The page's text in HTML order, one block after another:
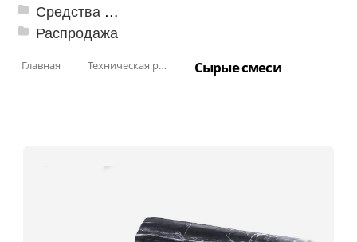
Средства от насекомых и садовых вредителей
Распродажа
Главная Техническая резина Сырые смеси